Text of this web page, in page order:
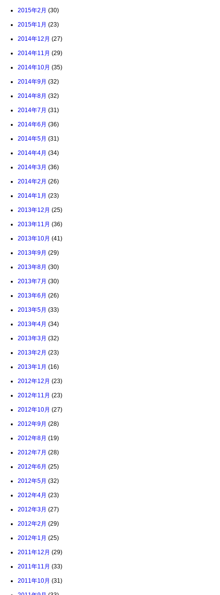
2015年2月 (30)
2015年1月 (23)
2014年12月 (27)
2014年11月 (29)
2014年10月 (35)
2014年9月 (32)
2014年8月 (32)
2014年7月 (31)
2014年6月 (36)
2014年5月 (31)
2014年4月 (34)
2014年3月 (36)
2014年2月 (26)
2014年1月 (23)
2013年12月 (25)
2013年11月 (36)
2013年10月 (41)
2013年9月 (29)
2013年8月 (30)
2013年7月 (30)
2013年6月 (26)
2013年5月 (33)
2013年4月 (34)
2013年3月 (32)
2013年2月 (23)
2013年1月 (16)
2012年12月 (23)
2012年11月 (23)
2012年10月 (27)
2012年9月 (28)
2012年8月 (19)
2012年7月 (28)
2012年6月 (25)
2012年5月 (32)
2012年4月 (23)
2012年3月 (27)
2012年2月 (29)
2012年1月 (25)
2011年12月 (29)
2011年11月 (33)
2011年10月 (31)